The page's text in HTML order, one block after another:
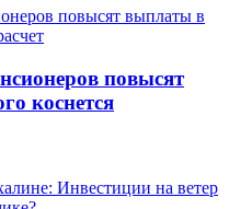
повысят
коснется